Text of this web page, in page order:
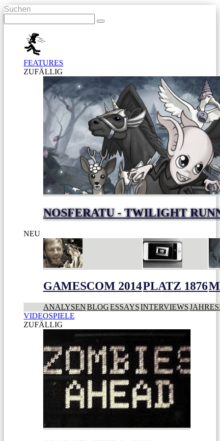
Suchen
FEATURES
ZUFÄLLIG
NOSFERATU - TWILIGHT
NEU
GAMESCOM 2014PLATZ 1876
ANALYSENBLOGESSAYSINTERVIEWS
VIDEOSPIELE
ZUFÄLLIG